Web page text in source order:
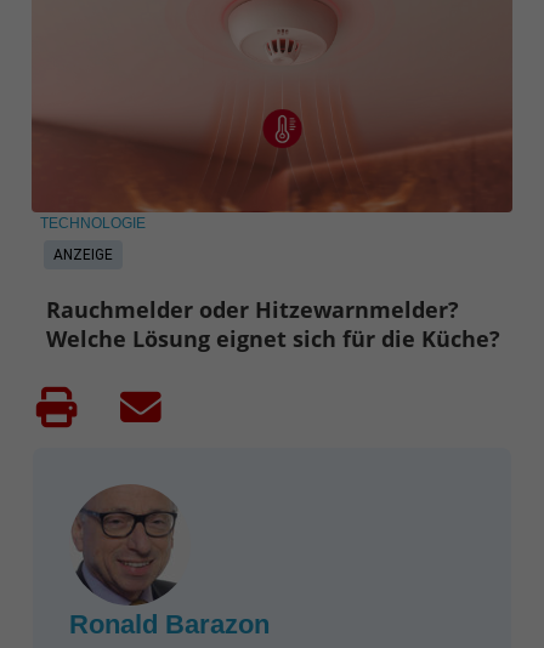
ANZEIGE
TECHNOLOGIE
Rauchmelder oder Hitzewarnmelder?
Welche Lösung eignet sich für die Küche?
Ronald Barazon